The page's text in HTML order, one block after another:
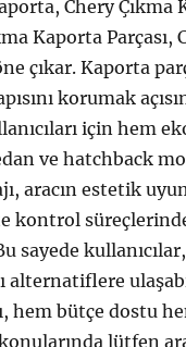
Chery Çıkma
Kaporta Parçası,
çıkar. Kaporta
korumak
için hem
ve hatchback
aracın estetik
kontrol
sayede
alternatiflere
hem bütçe dostu
lütfen